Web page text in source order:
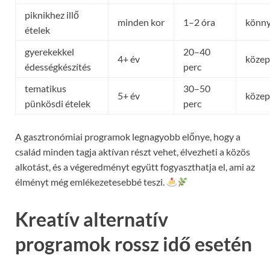
piknikhez illő
ételek
minden kor 1–2 óra
gyerekekkel
édességkészítés
4+ év
20–40
perc
tematikus
pünkösdi ételek
5+ év
30–50
perc
A gasztronómiai programok legnagyobb előnye, hogy a
család minden tagja aktívan részt vehet, élvezheti a közös
alkotást, és a végeredményt együtt fogyaszthatja el, ami az
élményt még emlékezetesebbé teszi.
Kreatív alternatív
programok rossz idő esetén